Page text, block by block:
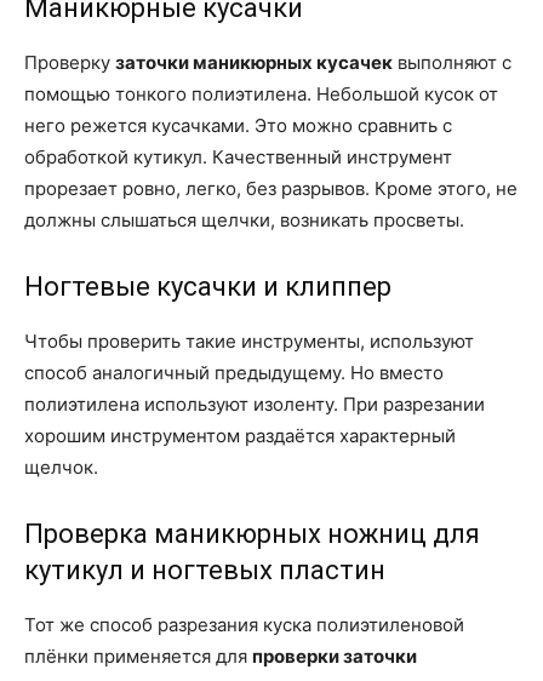
Маникюрные кусачки
Проверку заточки маникюрных кусачек выполняют с
помощью тонкого полиэтилена. Небольшой кусок от
него режется кусачками. Это можно сравнить с
обработкой кутикул. Качественный инструмент
прорезает ровно, легко, без разрывов. Кроме этого, не
должны слышаться щелчки, возникать просветы.
Ногтевые кусачки и клиппер
Чтобы проверить такие инструменты, используют
способ аналогичный предыдущему. Но вместо
полиэтилена используют изоленту. При разрезании
хорошим инструментом раздаётся характерный
щелчок.
Проверка маникюрных ножниц для
кутикул и ногтевых пластин
Тот же способ разрезания куска полиэтиленовой
плёнки применяется для проверки заточки